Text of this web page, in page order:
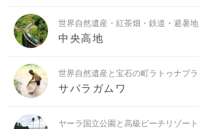
世界自然遺産・紅茶畑・鉄道・避暑地
中央高地
世界自然遺産と宝石の町ラトゥナプラ
サバラガムワ
ヤーラ国立公園と高級ビーチリゾート